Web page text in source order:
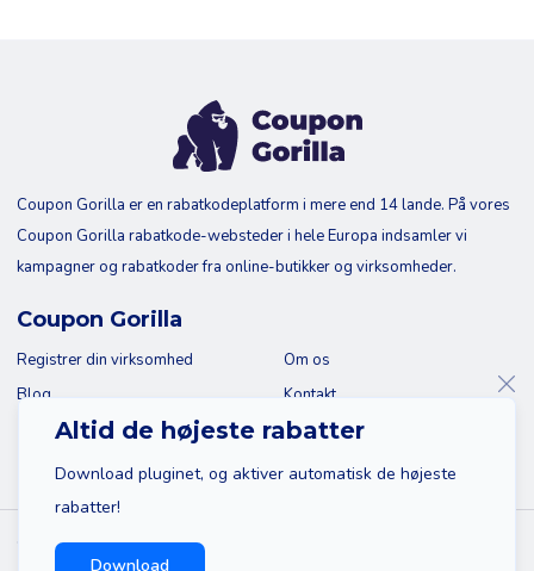
Altid de højeste rabatter
Download pluginet, og aktiver automatisk de højeste
rabatter!
Download
Coupon Gorilla er en rabatkodeplatform i mere end 14 lande. På vores
Coupon Gorilla rabatkode-websteder i hele Europa indsamler vi
kampagner og rabatkoder fra online-butikker og virksomheder.
Coupon Gorilla
Registrer din virksomhed
Blog
Om os
Kontakt
© 2026 Coupon Gorilla